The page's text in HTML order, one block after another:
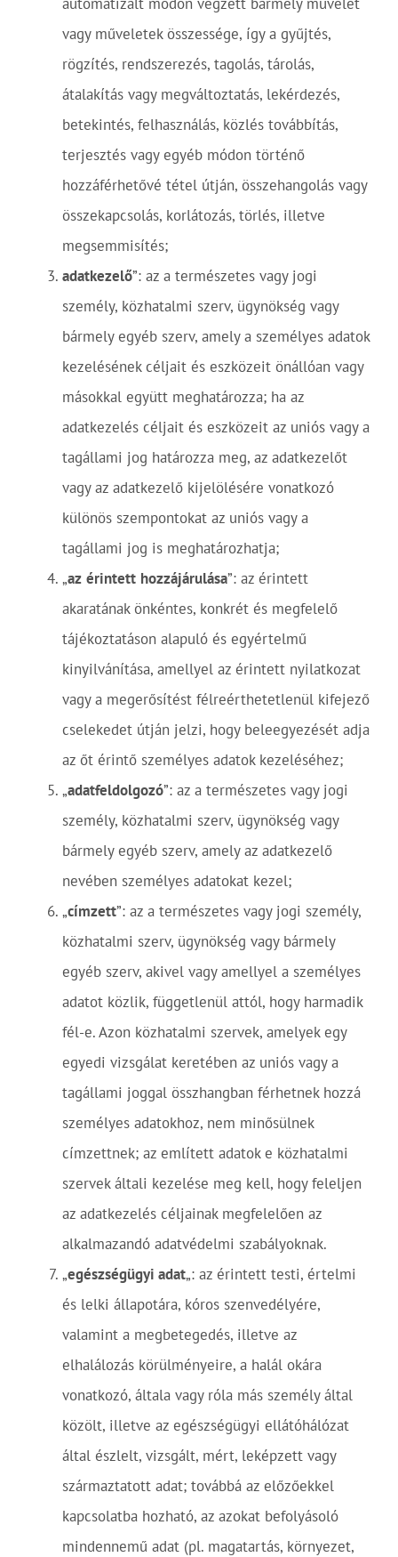
vagy műveletek összessége, így a gyűjtés,
rögzítés, rendszerezés, tagolás, tárolás,
átalakítás vagy megváltoztatás, lekérdezés,
betekintés, felhasználás, közlés továbbítás,
terjesztés vagy egyéb módon történő
hozzáférhetővé tétel útján, összehangolás vagy
összekapcsolás, korlátozás, törlés, illetve
megsemmisítés;
adatkezelő”: az a természetes vagy jogi
személy, közhatalmi szerv, ügynökség vagy
bármely egyéb szerv, amely a személyes adatok
kezelésének céljait és eszközeit önállóan vagy
másokkal együtt meghatározza; ha az
adatkezelés céljait és eszközeit az uniós vagy a
tagállami jog határozza meg, az adatkezelőt
vagy az adatkezelő kijelölésére vonatkozó
különös szempontokat az uniós vagy a
tagállami jog is meghatározhatja;
„az érintett hozzájárulása”: az érintett
akaratának önkéntes, konkrét és megfelelő
tájékoztatáson alapuló és egyértelmű
kinyilvánítása, amellyel az érintett nyilatkozat
vagy a megerősítést félreérthetetlenül kifejező
cselekedet útján jelzi, hogy beleegyezését adja
az őt érintő személyes adatok kezeléséhez;
„adatfeldolgozó”: az a természetes vagy jogi
személy, közhatalmi szerv, ügynökség vagy
bármely egyéb szerv, amely az adatkezelő
nevében személyes adatokat kezel;
„címzett”: az a természetes vagy jogi személy,
közhatalmi szerv, ügynökség vagy bármely
egyéb szerv, akivel vagy amellyel a személyes
adatot közlik, függetlenül attól, hogy harmadik
fél-e. Azon közhatalmi szervek, amelyek egy
egyedi vizsgálat keretében az uniós vagy a
tagállami joggal összhangban férhetnek hozzá
személyes adatokhoz, nem minősülnek
címzettnek; az említett adatok e közhatalmi
szervek általi kezelése meg kell, hogy feleljen
az adatkezelés céljainak megfelelően az
alkalmazandó adatvédelmi szabályoknak.
„egészségügyi adat„: az érintett testi, értelmi
és lelki állapotára, kóros szenvedélyére,
valamint a megbetegedés, illetve az
elhalálozás körülményeire, a halál okára
vonatkozó, általa vagy róla más személy által
közölt, illetve az egészségügyi ellátóhálózat
által észlelt, vizsgált, mért, leképzett vagy
származtatott adat; továbbá az előzőekkel
kapcsolatba hozható, az azokat befolyásoló
mindennemű adat (pl. magatartás, környezet,